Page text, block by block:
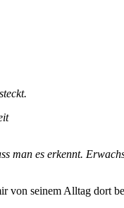
man es erkennt.
von seinem Alltag dort